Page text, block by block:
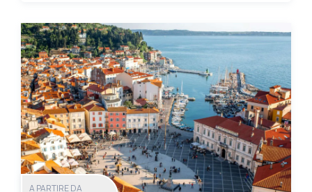
A PARTIRE DA